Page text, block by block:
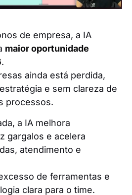
de empresa, a IA
maior oportunidade
.
ainda está perdida,
e sem clareza de
processos.
a IA melhora
gargalos e acelera
atendimento e
de ferramentas e
clara para o time.